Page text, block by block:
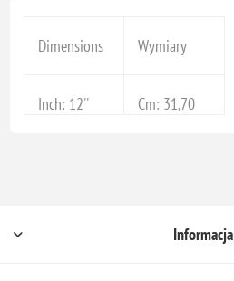
Dimensions Wymiary
Inch: 12'' Cm: 31,70
Informacja